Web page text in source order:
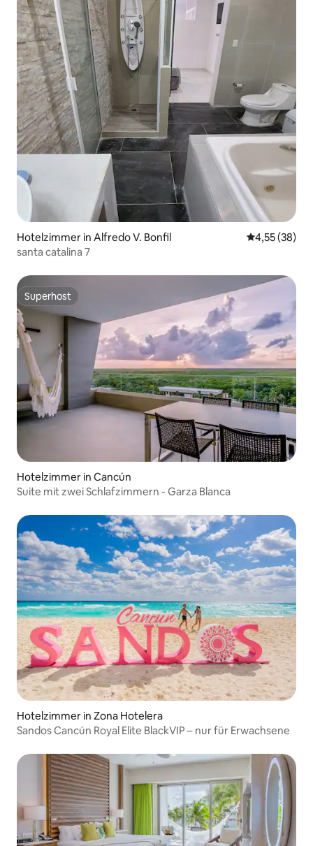
Hotelzimmer in Alfredo V. Bonfil
4,55 (38)
santa catalina 7
Superhost
Superhost
Hotelzimmer in Cancún
Suite mit zwei Schlafzimmern - Garza Blanca
Hotelzimmer in Zona Hotelera
Sandos Cancún Royal Elite BlackVIP – nur für Erwachsene